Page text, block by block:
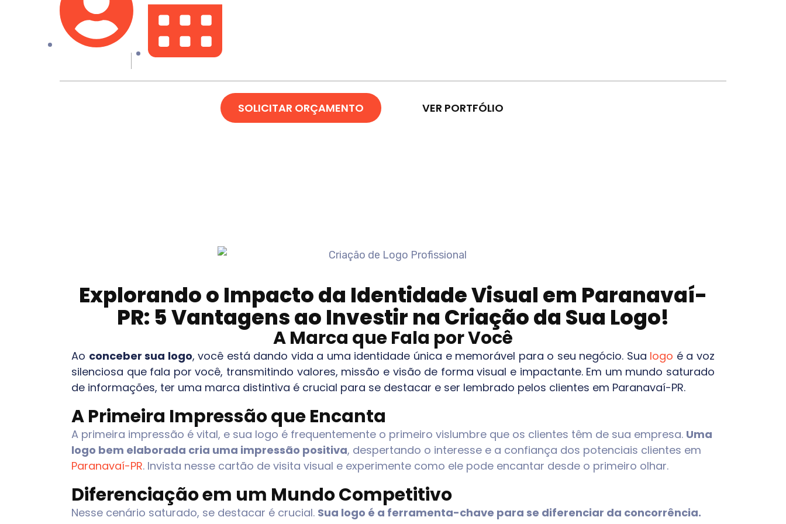
SOLICITAR ORÇAMENTO VER PORTFÓLIO
Explorando o Impacto da Identidade Visual em Paranavaí-
PR: 5 Vantagens ao Investir na Criação da Sua Logo!
A Marca que Fala por Você
Ao conceber sua logo, você está dando vida a uma identidade única e memorável para o seu negócio. Sua logo é a voz
silenciosa que fala por você, transmitindo valores, missão e visão de forma visual e impactante. Em um mundo saturado
de informações, ter uma marca distintiva é crucial para se destacar e ser lembrado pelos clientes em Paranavaí-PR.
A Primeira Impressão que Encanta
A primeira impressão é vital, e sua logo é frequentemente o primeiro vislumbre que os clientes têm de sua empresa. Uma
logo bem elaborada cria uma impressão positiva, despertando o interesse e a confiança dos potenciais clientes em
Paranavaí-PR. Invista nesse cartão de visita visual e experimente como ele pode encantar desde o primeiro olhar.
Diferenciação em um Mundo Competitivo
Nesse cenário saturado, se destacar é crucial. Sua logo é a ferramenta-chave para se diferenciar da concorrência.